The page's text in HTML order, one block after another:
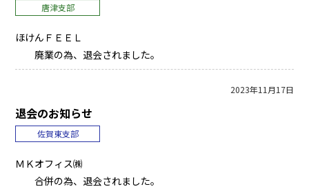
唐津支部
ほけんＦＥＥＬ
廃業の為、退会されました。
2023年11月17日
退会のお知らせ
佐賀東支部
ＭＫオフィス㈱
合併の為、退会されました。